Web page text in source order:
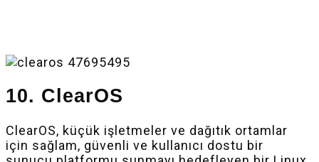
10. ClearOS
ClearOS, küçük işletmeler ve dağıtık ortamlar
için sağlam, güvenli ve kullanıcı dostu bir